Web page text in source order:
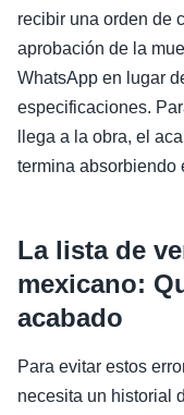
recibir una orden de
aprobación de la
WhatsApp en lugar
especificaciones.
llega a la obra, el
termina absorbiendo
La lista de
mexicano:
acabado
Para evitar estos
necesita un historial